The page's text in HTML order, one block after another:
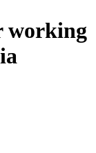
working